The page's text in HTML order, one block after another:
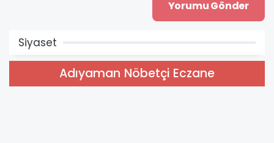
Siyaset
Adıyaman Nöbetçi Eczane